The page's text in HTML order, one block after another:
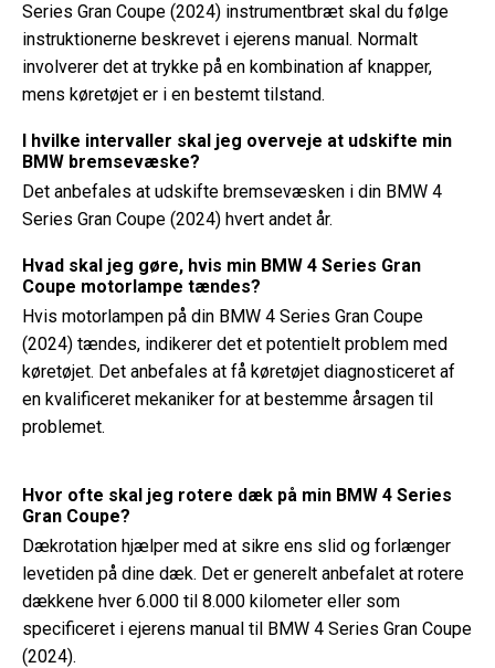
Series Gran Coupe (2024) instrumentbræt skal du følge
instruktionerne beskrevet i ejerens manual. Normalt
involverer det at trykke på en kombination af knapper,
mens køretøjet er i en bestemt tilstand.
I hvilke intervaller skal jeg overveje at udskifte min
BMW bremsevæske?
Det anbefales at udskifte bremsevæsken i din BMW 4
Series Gran Coupe (2024) hvert andet år.
Hvad skal jeg gøre, hvis min BMW 4 Series Gran
Coupe motorlampe tændes?
Hvis motorlampen på din BMW 4 Series Gran Coupe
(2024) tændes, indikerer det et potentielt problem med
køretøjet. Det anbefales at få køretøjet diagnosticeret af
en kvalificeret mekaniker for at bestemme årsagen til
problemet.
Hvor ofte skal jeg rotere dæk på min BMW 4 Series
Gran Coupe?
Dækrotation hjælper med at sikre ens slid og forlænger
levetiden på dine dæk. Det er generelt anbefalet at rotere
dækkene hver 6.000 til 8.000 kilometer eller som
specificeret i ejerens manual til BMW 4 Series Gran Coupe
(2024).